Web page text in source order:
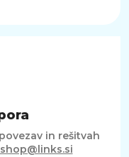
in rešitvah